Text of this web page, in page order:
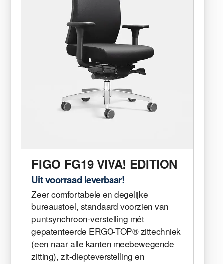
FIGO FG19 VIVA! EDITION
Uit voorraad leverbaar!
Zeer comfortabele en degelijke
bureaustoel, standaard voorzien van
puntsynchroon-verstelling mét
gepatenteerde ERGO-TOP® zittechniek
(een naar alle kanten meebewegende
zitting), zit-diepteverstelling en